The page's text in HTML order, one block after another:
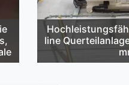
line